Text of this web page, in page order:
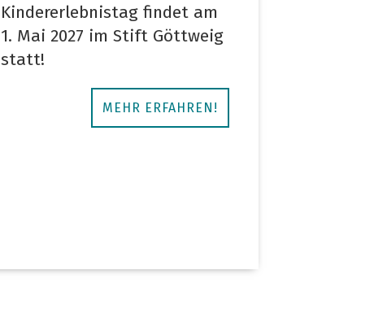
Kindererlebnistag findet am
1. Mai 2027 im Stift Göttweig
statt!
MEHR ERFAHREN!